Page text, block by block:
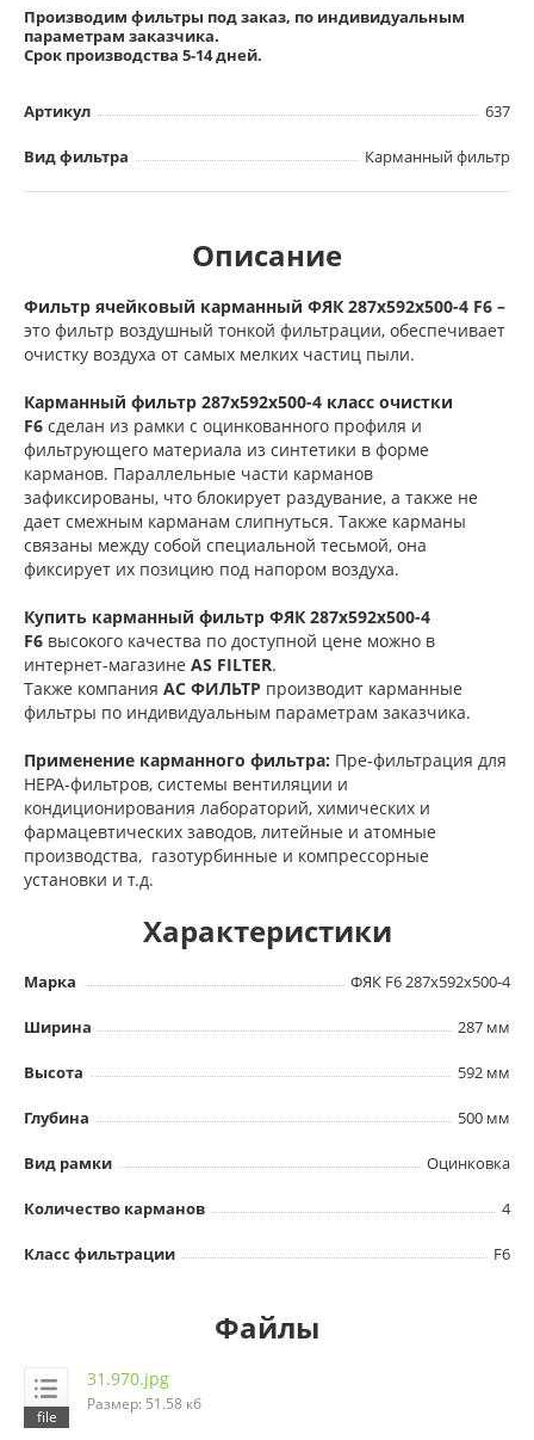
Производим фильтры под заказ, по индивидуальным
параметрам заказчика.
Срок производства 5-14 дней.
Артикул 637
Вид фильтра Карманный фильтр
Описание
Фильтр ячейковый карманный ФЯК 287х592х500-4 F6 –
это фильтр воздушный тонкой фильтрации, обеспечивает
очистку воздуха от самых мелких частиц пыли.
Карманный фильтр 287х592х500-4 класс очистки
F6 сделан из рамки с оцинкованного профиля и
фильтрующего материала из синтетики в форме
карманов. Параллельные части карманов
зафиксированы, что блокирует раздувание, а также не
дает смежным карманам слипнуться. Также карманы
связаны между собой специальной тесьмой, она
фиксирует их позицию под напором воздуха.
Купить карманный фильтр ФЯК 287х592х500-4
F6 высокого качества по доступной цене можно в
интернет-магазине AS FILTER.
Также компания АС ФИЛЬТР производит карманные
фильтры по индивидуальным параметрам заказчика.
Применение карманного фильтра: Пре-фильтрация для
НЕРА-фильтров, системы вентиляции и
кондиционирования лабораторий, химических и
фармацевтических заводов, литейные и атомные
производства, газотурбинные и компрессорные
установки и т.д.
Характеристики
Марка ФЯК F6 287х592х500-4
Ширина 287 мм
Высота 592 мм
Глубина 500 мм
Вид рамки Оцинковка
Количество карманов 4
Класс фильтрации F6
Файлы
31.970.jpg
Размер: 51.58 кб